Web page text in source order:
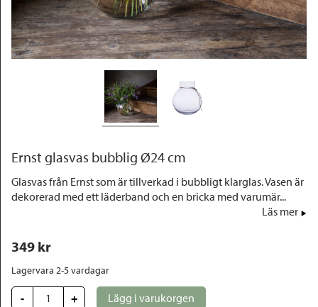
Outlet
Ernst glasvas bubblig Ø24 cm
Glasvas från Ernst som är tillverkad i bubbligt klarglas. Vasen är
dekorerad med ett läderband och en bricka med varumär...
Läs mer
349 kr
Lagervara 2-5 vardagar
- + Lägg i varukorgen